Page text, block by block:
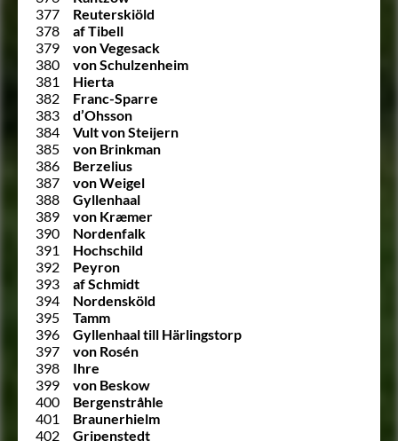
377
Reuterskiöld
378
af Tibell
379
von Vegesack
380
von Schulzenheim
381
Hierta
382
Franc-Sparre
383
d’Ohsson
384
Vult von Steijern
385
von Brinkman
386
Berzelius
387
von Weigel
388
Gyllenhaal
389
von Kræmer
390
Nordenfalk
391
Hochschild
392
Peyron
393
af Schmidt
394
Nordensköld
395
Tamm
396
Gyllenhaal till Härlingstorp
397
von Rosén
398
Ihre
399
von Beskow
400
Bergenstråhle
401
Braunerhielm
402
Gripenstedt